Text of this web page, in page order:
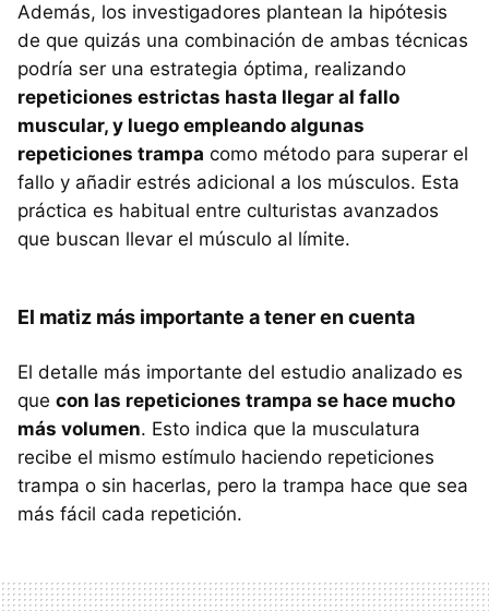
Además, los investigadores plantean la hipótesis
de que quizás una combinación de ambas técnicas
podría ser una estrategia óptima, realizando
repeticiones estrictas hasta llegar al fallo
muscular, y luego empleando algunas
repeticiones trampa como método para superar el
fallo y añadir estrés adicional a los músculos. Esta
práctica es habitual entre culturistas avanzados
que buscan llevar el músculo al límite.
El matiz más importante a tener en cuenta
El detalle más importante del estudio analizado es
que con las repeticiones trampa se hace mucho
más volumen. Esto indica que la musculatura
recibe el mismo estímulo haciendo repeticiones
trampa o sin hacerlas, pero la trampa hace que sea
más fácil cada repetición.